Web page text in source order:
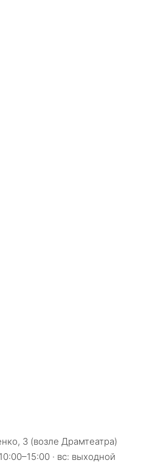
3 (возле Драмтеатра)
· вс: выходной